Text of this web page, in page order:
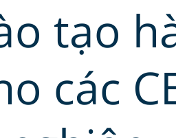
tạo
các